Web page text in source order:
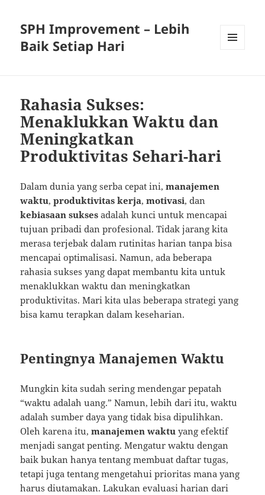
SPH Improvement – Lebih
Baik Setiap Hari
Rahasia Sukses:
Menaklukkan Waktu dan
Meningkatkan
Produktivitas Sehari-hari
Dalam dunia yang serba cepat ini,manajemen
waktu,produktivitas kerja,motivasi, dan
kebiasaan sukses adalah kunci untuk mencapai
tujuan pribadi dan profesional. Tidak jarang kita
merasa terjebak dalam rutinitas harian tanpa bisa
mencapai optimalisasi. Namun, ada beberapa
rahasia sukses yang dapat membantu kita untuk
menaklukkan waktu dan meningkatkan
produktivitas. Mari kita ulas beberapa strategi yang
bisa kamu terapkan dalam keseharian.
Pentingnya Manajemen Waktu
Mungkin kita sudah sering mendengar pepatah
“waktu adalah uang.” Namun, lebih dari itu, waktu
adalah sumber daya yang tidak bisa dipulihkan.
Oleh karena itu,manajemen waktu yang efektif
menjadi sangat penting. Mengatur waktu dengan
baik bukan hanya tentang membuat daftar tugas,
tetapi juga tentang mengetahui prioritas mana yang
harus diutamakan. Lakukan evaluasi harian dari